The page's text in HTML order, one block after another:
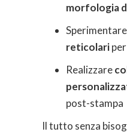
morfologia
Sperimentare
reticolari
Realizzare
post-stampa
Il tutto senza